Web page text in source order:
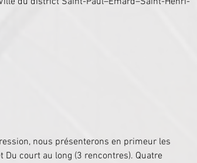
nous présenterons en primeur les
Du court au long (3 rencontres). Quatre